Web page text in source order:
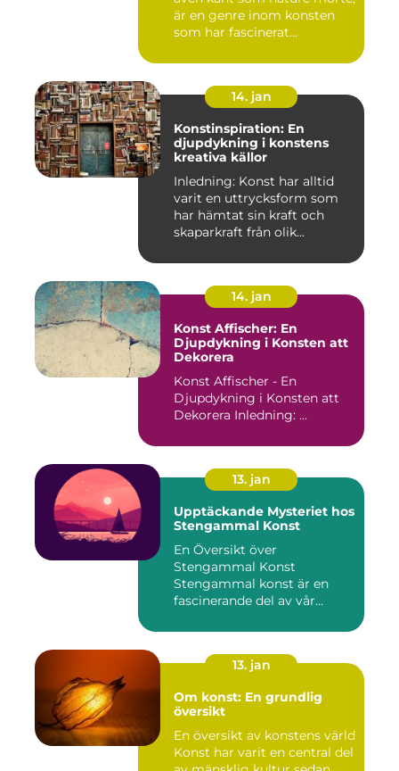
är en genre inom konsten
som har fascinerat...
14. jan
Konstinspiration: En
djupdykning i konstens
kreativa källor
Inledning: Konst har alltid
varit en uttrycksform som
har hämtat sin kraft och
skaparkraft från olik...
14. jan
Konst Affischer: En
Djupdykning i Konsten att
Dekorera
Konst Affischer - En
Djupdykning i Konsten att
Dekorera Inledning: ...
13. jan
Upptäckande Mysteriet hos
Stengammal Konst
En Översikt över
Stengammal Konst
Stengammal konst är en
fascinerande del av vår
13. jan
Om konst: En grundlig
översikt
En översikt av konstens värld
Konst har varit en central del